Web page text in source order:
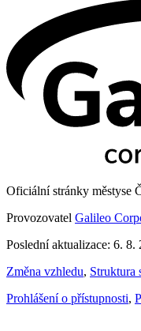
Oficiální stránky městyse
Provozovatel Galileo
Poslední aktualizace: 6. 8.
Změna vzhledu, Struktura
Prohlášení o přístupnosti,